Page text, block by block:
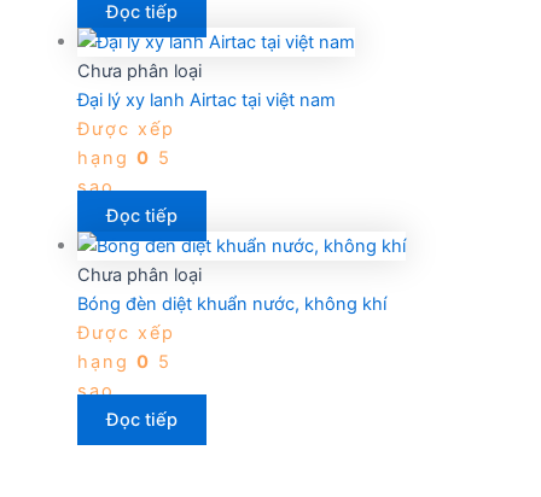
Đọc tiếp
Chưa phân loại
Đại lý xy lanh Airtac tại việt nam
Được xếp
hạng 0 5
sao
Đọc tiếp
Chưa phân loại
Bóng đèn diệt khuẩn nước, không khí
Được xếp
hạng 0 5
sao
Đọc tiếp